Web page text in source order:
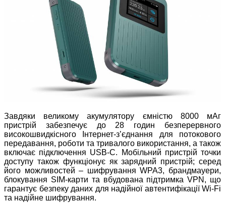
Завдяки великому акумулятору ємністю 8000 мАг
пристрій забезпечує до 28 годин безперервного
високошвидкісного Інтернет-з’єднання для потокового
передавання, роботи та тривалого використання, а також
включає підключення USB-C. Мобільний пристрій точки
доступу також функціонує як зарядний пристрій; серед
його можливостей – шифрування WPA3, брандмауери,
блокування SIM-карти та вбудована підтримка VPN, що
гарантує безпеку даних для надійної автентифікації Wi-Fi
та надійне шифрування.